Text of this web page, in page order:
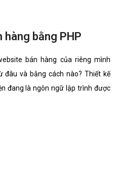
bằng PHP
bán hàng của riêng mình
và bằng cách nào? Thiết kế
đang là ngôn ngữ lập trình được